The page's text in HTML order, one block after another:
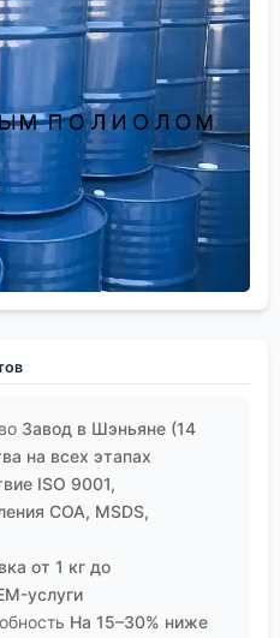
Завод в Шэньяне (14
на всех этапах
ISO 9001,
COA, MSDS,
от 1 кг до
услуги
На 15–30% ниже